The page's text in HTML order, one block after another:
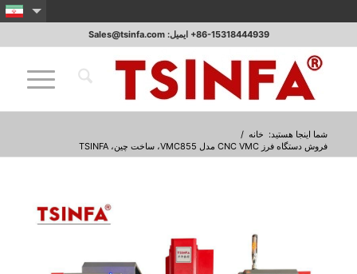
‎+86-15318444939 ایمیل: Sales@tsinfa.com
شما اینجا هستید: خانه /
فروش دستگاه فرز CNC VMC مدل VMC855، ساخت چین، TSINFA